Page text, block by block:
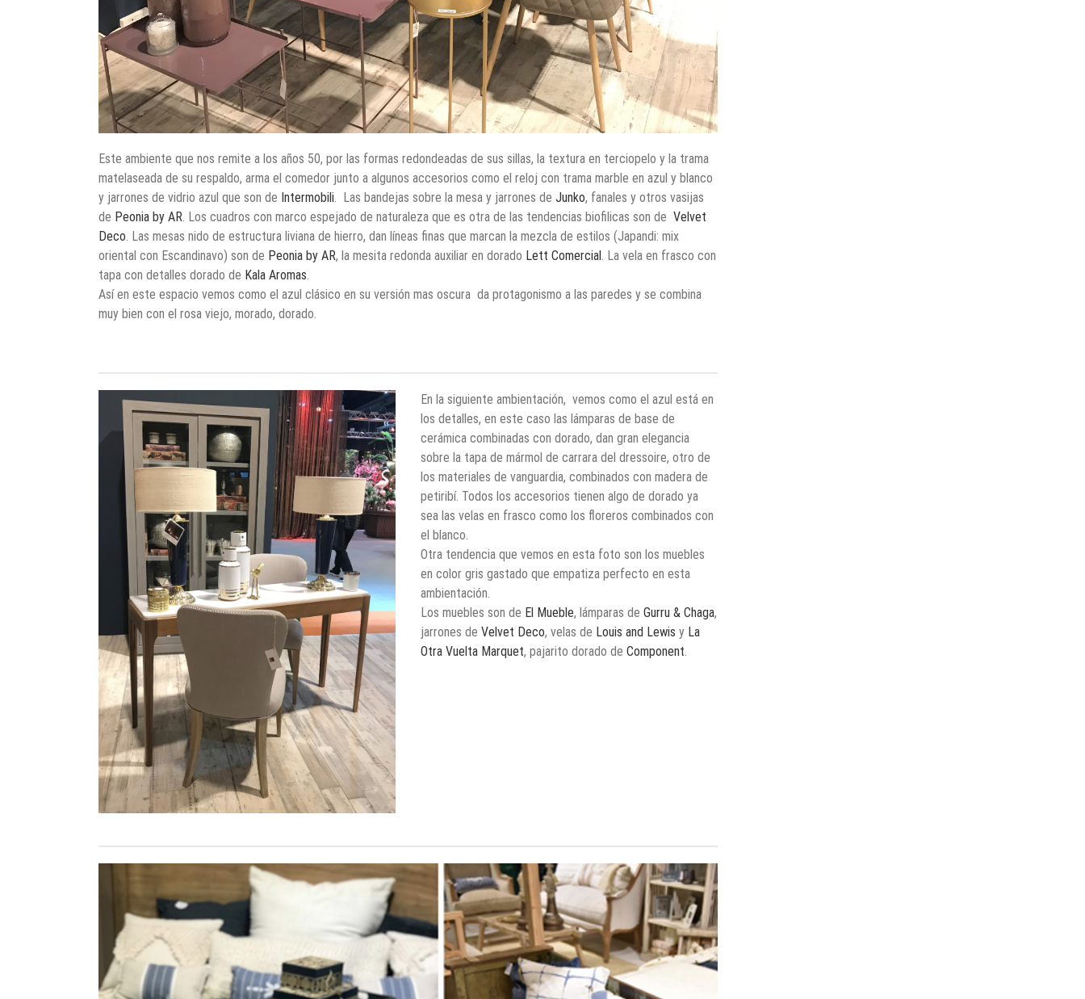
Este ambiente que nos remite a los años 50, por las formas redondeadas de sus sillas, la textura en terciopelo y la trama
matelaseada de su respaldo, arma el comedor junto a algunos accesorios como el reloj con trama marble en azul y blanco
y jarrones de vidrio azul que son de Intermobili Las bandejas sobre la mesa y jarrones de Junko, fanales y otros vasijas
de Peonia by AR . Los cuadros con marco espejado de naturaleza que es otra de las tendencias biofilicas son de Velvet
Deco . Las mesas nido de estructura liviana de hierro, dan líneas finas que marcan la mezcla de estilos (Japandi: mix
oriental con Escandinavo) son de Peonia by AR, la mesita redonda auxiliar en dorado Lett Comercial . La vela en frasco con
tapa con detalles dorado de Kala Aromas
Así en este espacio vemos como el azul clásico en su versión mas oscura da protagonismo a las paredes y se combina
muy bien con el rosa viejo, morado, dorado.
En la siguiente ambientación, vemos como el azul está en
los detalles, en este caso las lámparas de base de
cerámica combinadas con dorado, dan gran elegancia
sobre la tapa de mármol de carrara del dressoire, otro de
los materiales de vanguardia, combinados con madera de
petiribí. Todos los accesorios tienen algo de dorado ya
sea las velas en frasco como los floreros combinados con
el blanco.
Otra tendencia que vemos en esta foto son los muebles
en color gris gastado que empatiza perfecto en esta
ambientación.
Los muebles son de El Mueble, lámparas de Gurru & Chaga,
jarrones de Velvet Deco, velas de Louis and Lewis y La
Otra Vuelta Marquet, pajarito dorado de Component